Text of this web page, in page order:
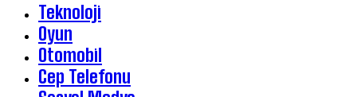
Teknoloji
Oyun
Otomobil
Cep Telefonu